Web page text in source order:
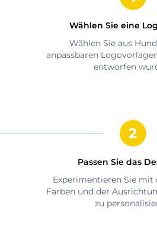
Wählen Sie eine
Wählen Sie aus
anpassbaren
entworfen
Passen Sie das
Experimentieren Sie mit
Farben und der
zu